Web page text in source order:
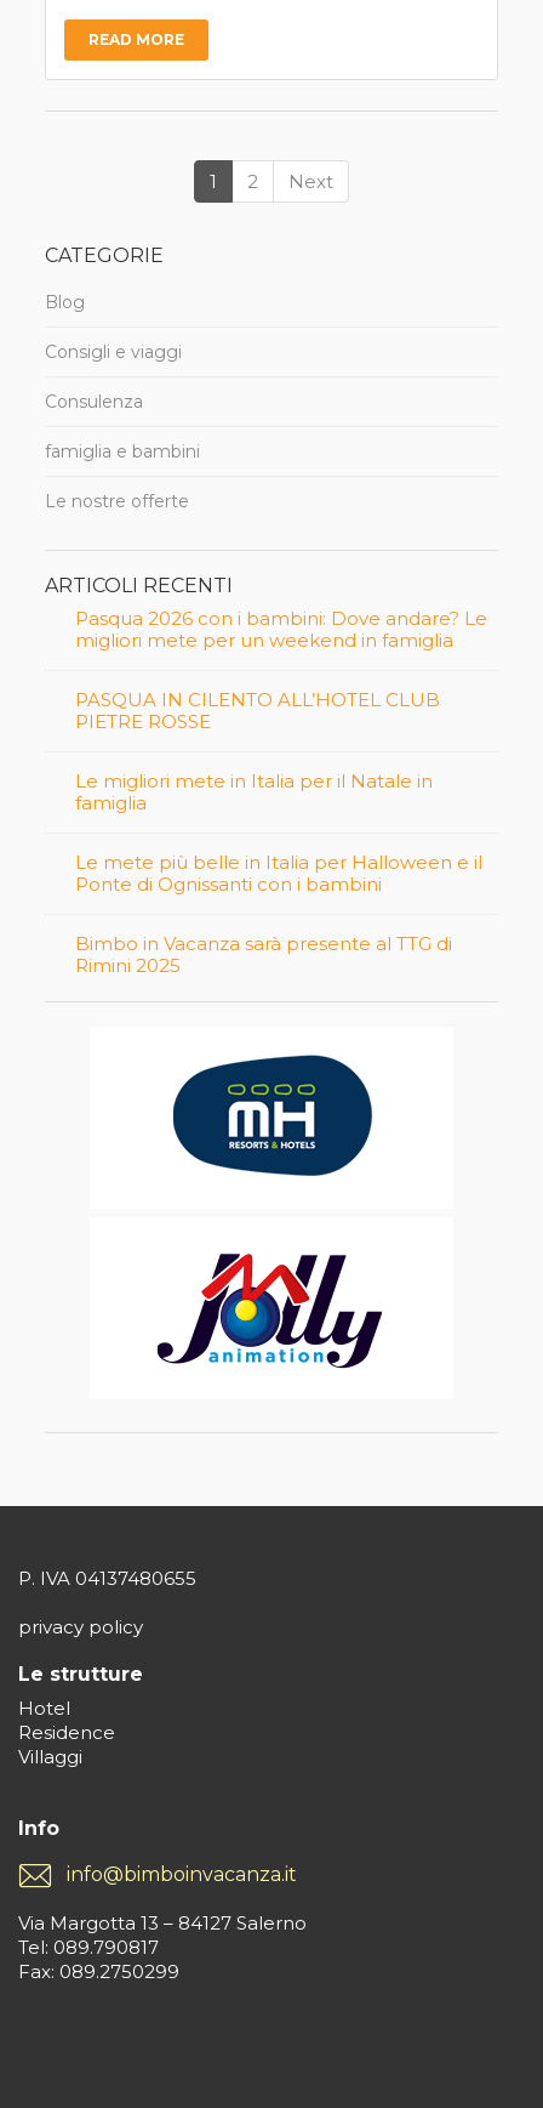
READ MORE
1 2 Next
CATEGORIE
Blog
Consigli e viaggi
Consulenza
famiglia e bambini
Le nostre offerte
ARTICOLI RECENTI
Pasqua 2026 con i bambini: Dove andare? Le
migliori mete per un weekend in famiglia
PASQUA IN CILENTO ALL’HOTEL CLUB
PIETRE ROSSE
Le migliori mete in Italia per il Natale in
famiglia
Le mete più belle in Italia per Halloween e il
Ponte di Ognissanti con i bambini
Bimbo in Vacanza sarà presente al TTG di
Rimini 2025
P. IVA 04137480655
privacy policy
Le strutture
Hotel
Residence
Villaggi
Info
info@bimboinvacanza.it
Via Margotta 13 – 84127 Salerno
Tel: 089.790817
Fax: 089.2750299